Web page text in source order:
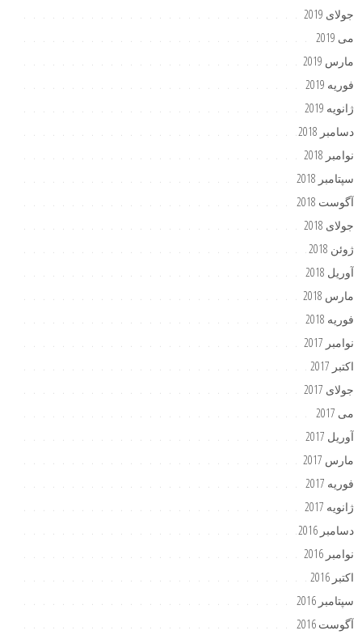
جولای 2019
می 2019
مارس 2019
فوریه 2019
ژانویه 2019
دسامبر 2018
نوامبر 2018
سپتامبر 2018
آگوست 2018
جولای 2018
ژوئن 2018
آوریل 2018
مارس 2018
فوریه 2018
نوامبر 2017
اکتبر 2017
جولای 2017
می 2017
آوریل 2017
مارس 2017
فوریه 2017
ژانویه 2017
دسامبر 2016
نوامبر 2016
اکتبر 2016
سپتامبر 2016
آگوست 2016